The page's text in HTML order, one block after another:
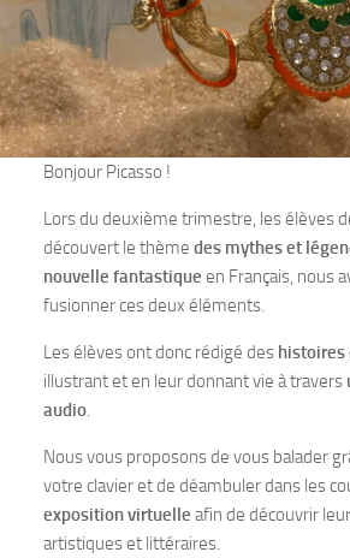
Bonjour Picasso !
Lors du deuxième trimestre, les élèves
découvert le thème des mythes et
nouvelle fantastique en Français, nous
fusionner ces deux éléments.
Les élèves ont donc rédigé deshistoires
illustrant et en leur donnant vie à travers
audio.
Nous vous proposons de vous balader
votre clavier et de déambuler dans les
exposition virtuelle afin de découvrir
artistiques et littéraires.